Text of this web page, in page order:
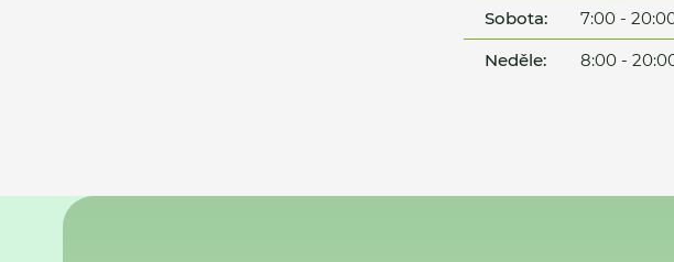
Sobota:
7:00 -
Neděle:
8:00 -